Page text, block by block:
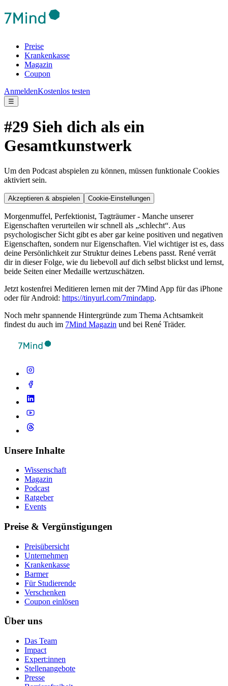
Preise
Krankenkasse
Magazin
Coupon
AnmeldenKostenlos testen
☰
#29 Sieh dich als ein
Gesamtkunstwerk
Um den Podcast abspielen zu können, müssen funktionale Cookies
aktiviert sein.
Akzeptieren & abspielen Cookie-Einstellungen
Morgenmuffel, Perfektionist, Tagträumer - Manche unserer
Eigenschaften verurteilen wir schnell als „schlecht“. Aus
psychologischer Sicht gibt es aber gar keine positiven und negativen
Eigenschaften, sondern nur Eigenschaften. Viel wichtiger ist es, dass
deine Persönlichkeit zur Struktur deines Lebens passt. René verrät
dir in dieser Folge, wie du liebevoll auf dich selbst blickst und lernst,
beide Seiten einer Medaille wertzuschätzen.
Jetzt kostenfrei Meditieren lernen mit der 7Mind App für das iPhone
oder für Android: https://tinyurl.com/7mindapp.
Noch mehr spannende Hintergründe zum Thema Achtsamkeit
findest du auch im 7Mind Magazin und bei René Träder.
Unsere Inhalte
Wissenschaft
Magazin
Podcast
Ratgeber
Events
Preise & Vergünstigungen
Preisübersicht
Unternehmen
Krankenkasse
Barmer
Für Studierende
Ver­schen­ken
Coupon einlösen
Über uns
Das Team
Impact
Expert:innen
Stellenangebote
Presse